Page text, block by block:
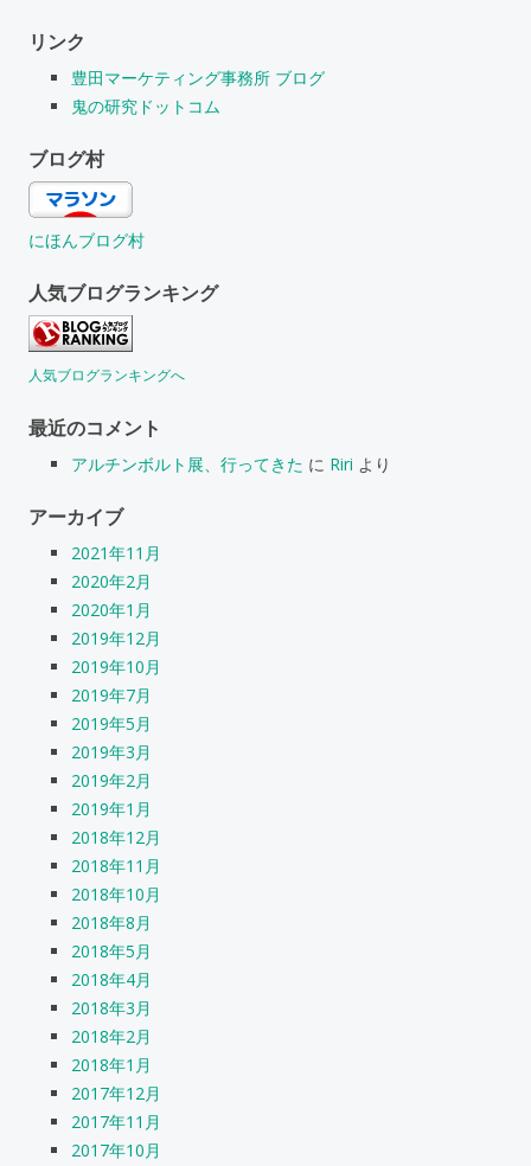
リンク
豊田マーケティング事務所 ブログ
鬼の研究ドットコム
ブログ村
にほんブログ村
人気ブログランキング
人気ブログランキングへ
最近のコメント
アルチンボルト展、行ってきた に Riri より
アーカイブ
2021年11月
2020年2月
2020年1月
2019年12月
2019年10月
2019年7月
2019年5月
2019年3月
2019年2月
2019年1月
2018年12月
2018年11月
2018年10月
2018年8月
2018年5月
2018年4月
2018年3月
2018年2月
2018年1月
2017年12月
2017年11月
2017年10月